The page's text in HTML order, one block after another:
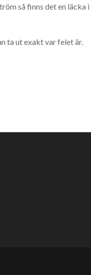
så finns det en läcka
ta ut exakt var felet är.